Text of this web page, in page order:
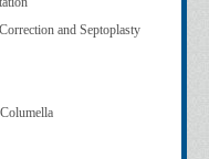
and Septoplasty